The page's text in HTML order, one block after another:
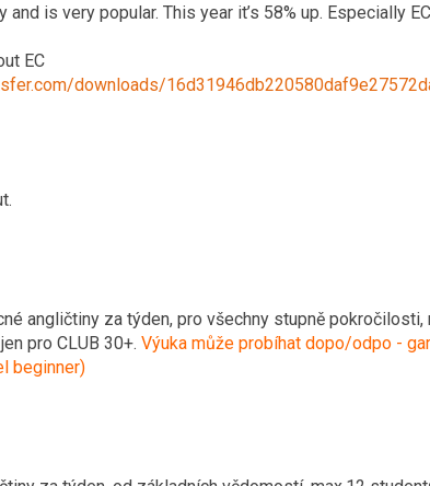
and is very popular. This year it’s 58% up. Especially
EC
downloads/
angličtiny za týden, pro všechny stupně
pro CLUB 30+. Výuka může probíhat dopo/odpo -
beginner)